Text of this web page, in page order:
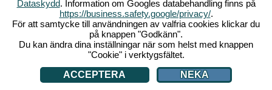
Dataskydd. Information om Googles databehandling finns på
https://business.safety.google/privacy/.
För att samtycke till användningen av valfria cookies klickar du
på knappen "Godkänn".
Du kan ändra dina inställningar när som helst med knappen
"Cookie" i verktygsfältet.
ACCEPTERA
NEKA